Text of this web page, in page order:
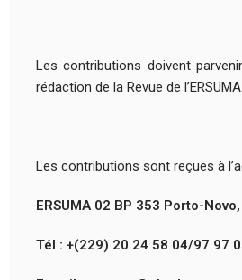
Les contributions doivent
rédaction de la Revue de l’ERSUMA.
Les contributions sont reçues à
ERSUMA 02 BP 353 Porto-
Tél : +(229) 20 24 58 04/97 97